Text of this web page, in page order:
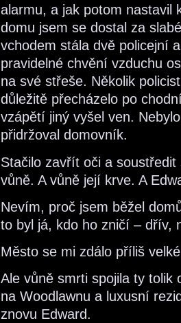
alarmu, a jak potom nastavil
domu jsem se dostal za
vchodem stála dvě policejní
pravidelné chvění vzduchu
na své střeše. Několik
důležitě přecházelo po
vzápětí jiný vyšel ven.
přidržoval domovník.
Stačilo zavřít oči a
vůně. A vůně její krve. A
Nevím, proč jsem běžel
to byl já, kdo ho zničí – dřív,
Město se mi zdálo příliš
Ale vůně smrti spojila ty tolik
na Woodlawnu a luxusní
znovu Edward.